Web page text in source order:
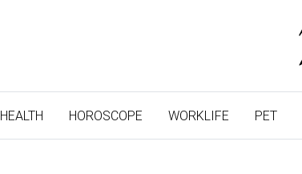
HEALTH HOROSCOPE WORKLIFE PET